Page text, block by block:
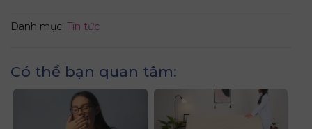
Danh mục: Tin tức
Có thể bạn quan tâm: